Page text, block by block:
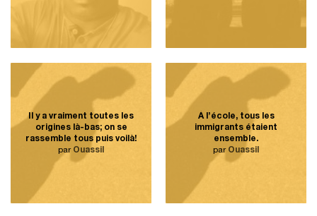
Il y a vraiment toutes les
origines là-bas; on se
rassemble tous puis voilà!
par Ouassil
À l’école, tous les
immigrants étaient
ensemble.
par Ouassil